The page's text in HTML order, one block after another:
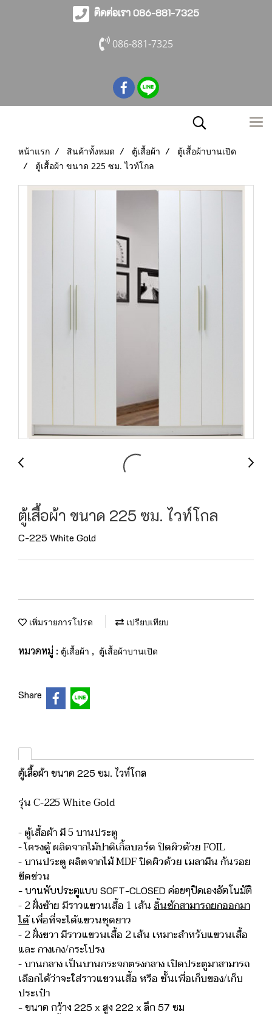
ติดต่อเรา 086-881-7325
086-881-7325
หน้าแรก สินค้าทั้งหมด ตู้เสื้อผ้า
ตู้เสื้อผ้าบานเปิด
ตู้เสื้อผ้า ขนาด 225 ซม. ไวท์โกล
ตู้เสื้อผ้า ขนาด 225 ซม. ไวท์โกล
C-225 White Gold
เพิ่มรายการโปรด เปรียบเทียบ
หมวดหมู่ : ตู้เสื้อผ้า , ตู้เสื้อผ้าบานเปิด
Share
ตู้เสื้อผ้า ขนาด 225 ซม. ไวท์โกล
รุ่น C-225 White Gold
- ตู้เสื้อผ้า มี 5 บานประตู
- โครงตู้ ผลิตจากไม้ปาติเกิ้ลบอร์ด ปิดผิวด้วย FOIL
- บานประตู ผลิตจากไม้ MDF ปิดผิวด้วย เมลามีน กันรอย
ขีดข่วน
- บานพับประตูแบบ SOFT-CLOSED ค่อยๆปิดเองอัตโนมัติ
- 2 ฝั่งซ้าย มีราวแขวนเสื้อ 1 เส้นลิ้นชักสามารถยกออกมา
ได้เพื่อที่จะได้แขวนชุดยาว
- 2 ฝั่งขวา มีราวแขวนเสื้อ 2 เส้น เหมาะสำหรับแขวนเสื้อ
และ กางเกง/กระโปรง
- บานกลาง เป็นบานกระจกตรงกลาง เปิดประตูมาสามารถ
เลือกได้ว่าจะใส่ราวแขวนเสื้อ หรือ ชั้นเพื่อเก็บของ/เก็บ
ประเป๋า
- ขนาด กว้าง 225 x สูง 222 x ลึก 57 ซม